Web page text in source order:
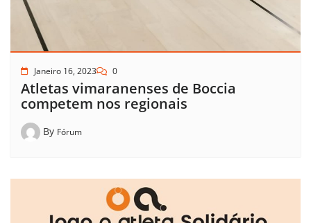
Janeiro 16, 2023 0
Atletas vimaranenses de Boccia
competem nos regionais
By Fórum